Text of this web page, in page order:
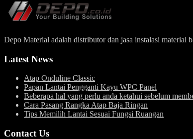
Depo Material adalah distributor dan jasa instalasi material
Latest News
Atap Onduline Classic
Papan Lantai Pengganti Kayu WPC Panel
Beberapa hal yang perlu anda ketahui sebelum
Cara Pasang Rangka Atap Baja Ringan
Tips Memilih Lantai Sesuai Fungsi Ruangan
Contact Us